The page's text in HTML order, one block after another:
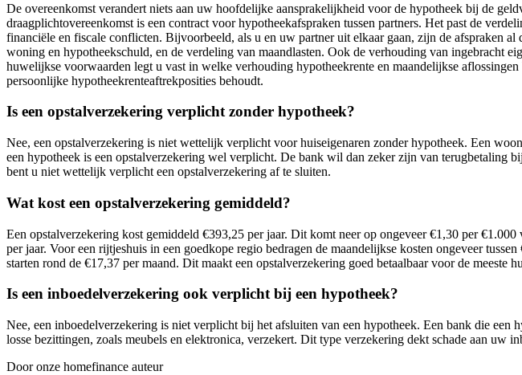
De overeenkomst verandert niets aan uw hoofdelijke aansprakelijkheid voor de hypotheek bij de
draagplichtovereenkomst is een contract voor hypotheekafspraken tussen partners. Het past de
financiële en fiscale conflicten. Bijvoorbeeld, als u en uw partner uit elkaar gaan, zijn de afspraken
woning en hypotheekschuld, en de verdeling van maandlasten. Ook de verhouding van ingebracht
huwelijkse voorwaarden legt u vast in welke verhouding hypotheekrente en maandelijkse
persoonlijke hypotheekrenteaftrekposities behoudt.
Is een opstalverzekering verplicht zonder hypotheek?
Nee, een opstalverzekering is niet wettelijk verplicht voor huiseigenaren zonder hypotheek. Een
een hypotheek is een opstalverzekering wel verplicht. De bank wil dan zeker zijn van terugbetaling
bent u niet wettelijk verplicht een opstalverzekering af te sluiten.
Wat kost een opstalverzekering gemiddeld?
Een opstalverzekering kost gemiddeld €393,25 per jaar. Dit komt neer op ongeveer €1,30 per
per jaar. Voor een rijtjeshuis in een goedkope regio bedragen de maandelijkse kosten ongeveer
starten rond de €17,37 per maand. Dit maakt een opstalverzekering goed betaalbaar voor de
Is een inboedelverzekering ook verplicht bij een hypotheek?
Nee, een inboedelverzekering is niet verplicht bij het afsluiten van een hypotheek. Een bank die
losse bezittingen, zoals meubels en elektronica, verzekert. Dit type verzekering dekt schade aan uw
Door onze homefinance auteur